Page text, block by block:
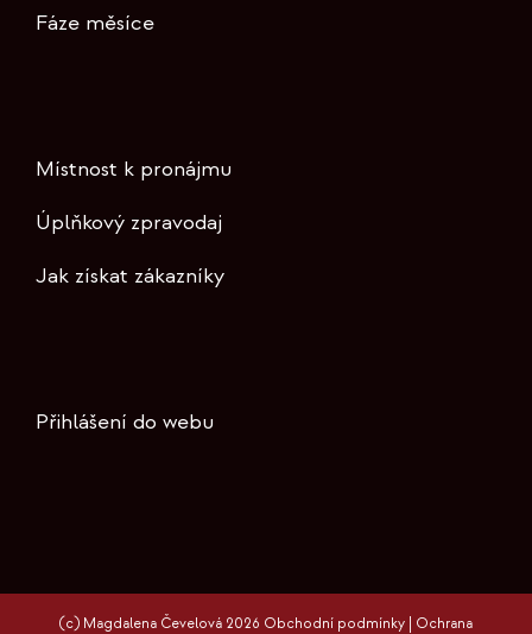
Fáze měsíce
Místnost k pronájmu
Úplňkový zpravodaj
Jak získat zákazníky
Přihlášení do webu
(c) Magdalena Čevelová 2026 Obchodní podmínky Ochrana